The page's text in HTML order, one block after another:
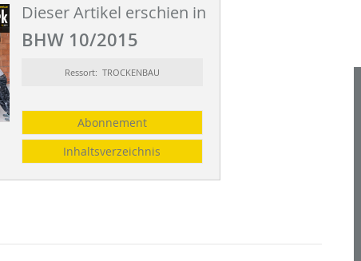
Dieser Artikel erschien in
BHW 10/2015
Ressort: TROCKENBAU
Abonnement
Inhaltsverzeichnis